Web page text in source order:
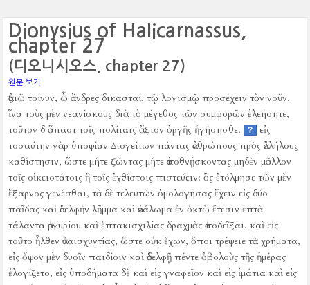
Dionysius of Halicarnassus,
chapter 27
(디오니시오스, chapter 27)
원문 보기
ἀξιῶ τοίνυν, ὦ ἄνδρες δικασταί, τῷ λογισμῷ προσέχειν τὸν νοῦν,
ἵνα τοὺς μὲν νεανίσκους διὰ τὸ μέγεθος τῶν συμφορῶν ἐλεήσητε,
τοῦτον δ ἅπασι τοῖς πολίταις ἄξιον ὀργῆς ἡγήσησθε.
?
εἰς
τοσαύτην γὰρ ὑποψίαν Διογείτων πάντας ἀνθρώπους πρὸς ἀλλήλους
καθίστησιν, ὥστε μήτε ζῶντας μήτε ἀποθνῄσκοντας μηδὲν μᾶλλον
τοῖς οἰκειοτάτοις ἢ τοῖς ἐχθίστοις πιστεύειν: ὃς ἐτόλμησε τῶν μὲν
ἔξαρνος γενέσθαι, τὰ δὲ τελευτῶν ὁμολογήσας ἔχειν εἰς δύο
παῖδας καὶ ἀδελφὴν λῆμμα καὶ ἀνάλωμα ἐν ὀκτὼ ἔτεσιν ἑπτὰ
τάλαντα ἀργυρίου καὶ ἑπτακισχιλίας δραχμὰς ἀποδεῖξαι. καὶ εἰς
τοῦτο ἦλθεν ἀναισχυντίας, ὥστε οὐκ ἔχων, ὅποι τρέψειε τὰ χρήματα,
εἰς ὄψον μὲν δυοῖν παιδίοιν καὶ ἀδελφῇ πέντε ὀβολοὺς τῆς ἡμέρας
ἐλογίζετο, εἰς ὑποδήματα δὲ καὶ εἰς γναφεῖον καὶ εἰς ἱμάτια καὶ εἰς